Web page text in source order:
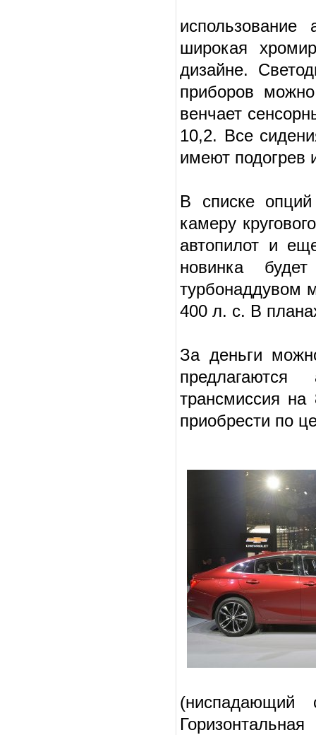
широкая
дизайне.
приборов
венчает
10,2. Все
имеют подогрев
В списке
камеру
автопилот и
новинка
турбонаддувом
400 л. с. В
За деньги
предлагаются
трансмиссия
приобрести по